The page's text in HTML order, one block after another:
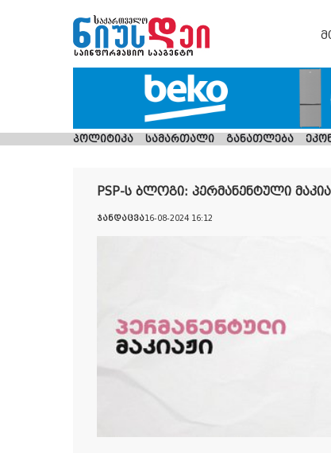
პოლიტიკა სამართალი განათლება
PSP-ს ბლოგი: პერმანენტული
ჯანდაცვა16-08-2024 16:12